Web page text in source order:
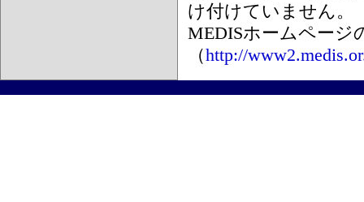
け付けていません。
MEDISホームページ
（http://